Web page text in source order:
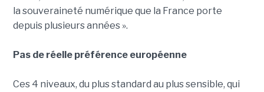
la souveraineté numérique que la France porte
depuis plusieurs années ».
Pas de réelle préférence européenne
Ces 4 niveaux, du plus standard au plus sensible, qui